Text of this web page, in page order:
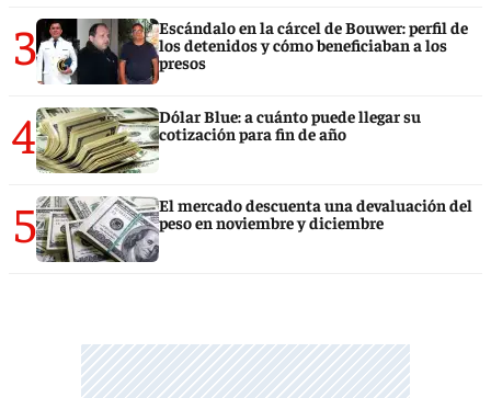
3
Escándalo en la cárcel de Bouwer: perfil de
los detenidos y cómo beneficiaban a los
presos
4
Dólar Blue: a cuánto puede llegar su
cotización para fin de año
5
El mercado descuenta una devaluación del
peso en noviembre y diciembre